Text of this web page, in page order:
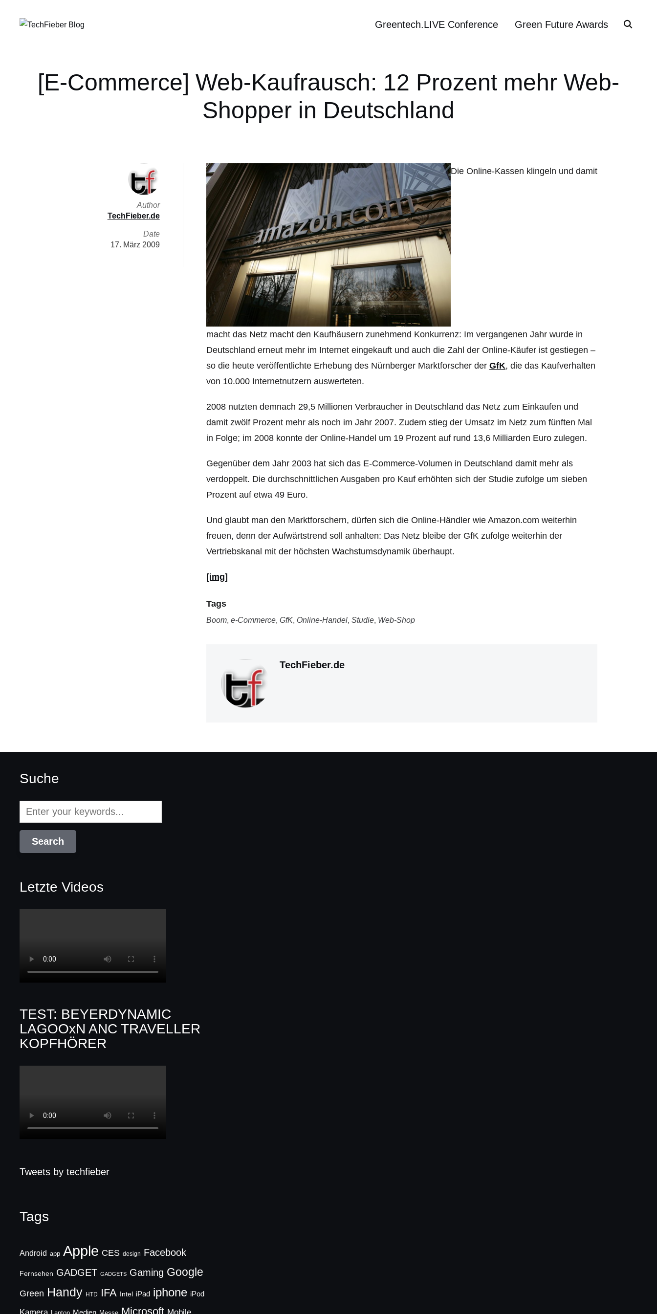
Greentech.LIVE Conference Green Future Awards
[E-Commerce] Web-Kaufrausch: 12 Prozent mehr Web-
Shopper in Deutschland
Die Online-Kassen klingeln und damit
macht das Netz macht den Kaufhäusern zunehmend Konkurrenz: Im vergangenen Jahr wurde in
Deutschland erneut mehr im Internet eingekauft und auch die Zahl der Online-Käufer ist gestiegen –
so die heute veröffentlichte Erhebung des Nürnberger Marktforscher der GfK, die das Kaufverhalten
von 10.000 Internetnutzern auswerteten.
2008 nutzten demnach 29,5 Millionen Verbraucher in Deutschland das Netz zum Einkaufen und
damit zwölf Prozent mehr als noch im Jahr 2007. Zudem stieg der Umsatz im Netz zum fünften Mal
in Folge; im 2008 konnte der Online-Handel um 19 Prozent auf rund 13,6 Milliarden Euro zulegen.
Gegenüber dem Jahr 2003 hat sich das E-Commerce-Volumen in Deutschland damit mehr als
verdoppelt. Die durchschnittlichen Ausgaben pro Kauf erhöhten sich der Studie zufolge um sieben
Prozent auf etwa 49 Euro.
Und glaubt man den Marktforschern, dürfen sich die Online-Händler wie Amazon.com weiterhin
freuen, denn der Aufwärtstrend soll anhalten: Das Netz bleibe der GfK zufolge weiterhin der
Vertriebskanal mit der höchsten Wachstumsdynamik überhaupt.
[img]
Tags
Boom, e-Commerce, GfK, Online-Handel, Studie, Web-Shop
TechFieber.de
Author
TechFieber.de
Date
17. März 2009
Suche
Letzte Videos
TEST: BEYERDYNAMIC
LAGOOxN ANC TRAVELLER
KOPFHÖRER
Tweets by techfieber
Tags
Android app Apple CES design Facebook
Fernsehen GADGET GADGETS Gaming Google
Green Handy HTD IFA Intel iPad iphone iPod
Kamera Medien Microsoft Mobile